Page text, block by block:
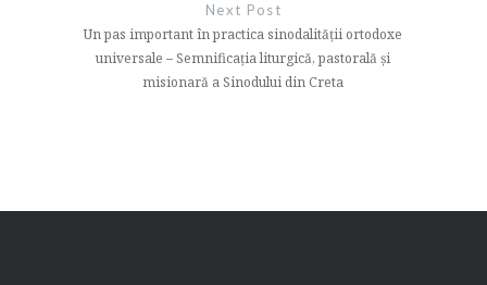
Next Post
Un pas important în practica sinodalităţii ortodoxe
universale – Semnificaţia liturgică, pastorală şi
misionară a Sinodului din Creta